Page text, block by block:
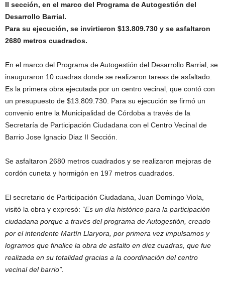
II sección, en el marco del Programa de Autogestión del
Desarrollo Barrial.
Para su ejecución, se invirtieron $13.809.730 y se asfaltaron
2680 metros cuadrados.
En el marco del Programa de Autogestión del Desarrollo Barrial, se
inauguraron 10 cuadras donde se realizaron tareas de asfaltado.
Es la primera obra ejecutada por un centro vecinal, que contó con
un presupuesto de $13.809.730. Para su ejecución se firmó un
convenio entre la Municipalidad de Córdoba a través de la
Secretaría de Participación Ciudadana con el Centro Vecinal de
Barrio Jose Ignacio Diaz II Sección.
Se asfaltaron 2680 metros cuadrados y se realizaron mejoras de
cordón cuneta y hormigón en 197 metros cuadrados.
El secretario de Participación Ciudadana, Juan Domingo Viola,
visitó la obra y expresó: “Es un día histórico para la participación
ciudadana porque a través del programa de Autogestión, creado
por el intendente Martín Llaryora, por primera vez impulsamos y
logramos que finalice la obra de asfalto en diez cuadras, que fue
realizada en su totalidad gracias a la coordinación del centro
vecinal del barrio”.